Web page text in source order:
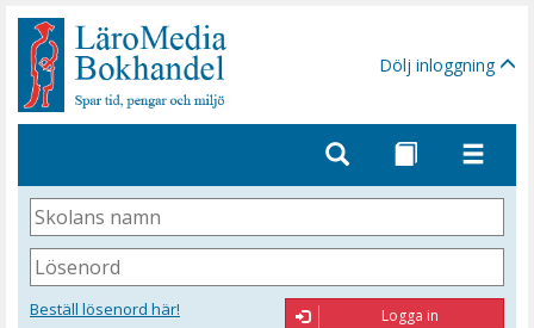
Gå
sidinnehåll
Dölj inloggning
Skolans
namn
Lösenord
Beställ lösenord här! Logga in